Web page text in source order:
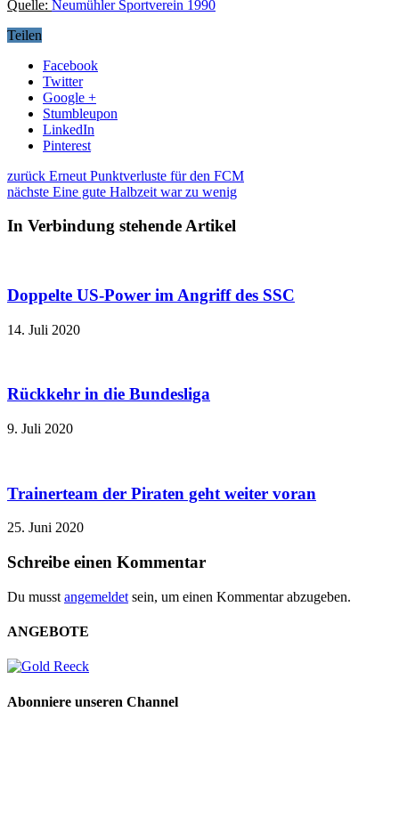
Quelle: Neumühler Sportverein 1990
Teilen
Facebook
Twitter
Google +
Stumbleupon
LinkedIn
Pinterest
zurück Erneut Punktverluste für den FCM
nächste Eine gute Halbzeit war zu wenig
In Verbindung stehende Artikel
Doppelte US-Power im Angriff des SSC
14. Juli 2020
Rückkehr in die Bundesliga
9. Juli 2020
Trainerteam der Piraten geht weiter voran
25. Juni 2020
Schreibe einen Kommentar
Du musst angemeldet sein, um einen Kommentar abzugeben.
ANGEBOTE
Abonniere unseren Channel